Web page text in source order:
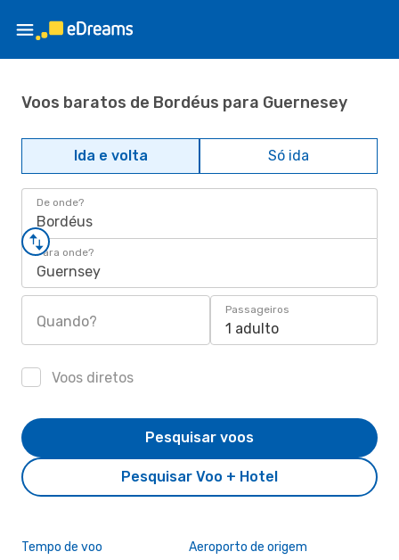
Voos baratos de Bordéus para Guernesey
Ida e volta Só ida
De onde?
Bordéus
Para onde?
Guernsey
Quando?
Passageiros
1 adulto
Voos diretos
Pesquisar Voo + Hotel
Pesquisar voos
Tempo de voo Aeroporto de origem